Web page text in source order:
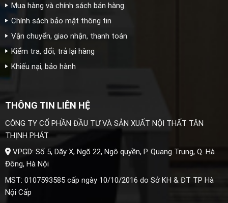
Mua hàng và chính sách bán hàng
Chính sách bảo mật thông tin
Vận chuyển, giao nhận, thanh toán
Kiểm tra, đổi, trả lại hàng
Khiếu nại, bảo hành
THÔNG TIN LIÊN HỆ
CÔNG TY CỔ PHẦN ĐẦU TƯ VÀ SẢN XUẤT NỘI THẤT TÂN
THỊNH PHÁT
VPGD: Số 5, Dãy X, Ngõ 22, Ngô quyền, P. Quang Trung, Q. Hà
Đông, Hà Nội
MST: 0107593585 cấp ngày 10/10/2016 do Sở KH & ĐT TP Hà
Nội Cấp